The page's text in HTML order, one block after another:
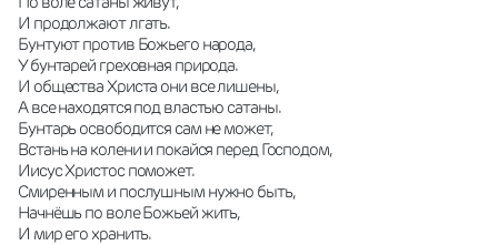
И продолжают лгать.
Бунтуют против Божьего народа,
У бунтарей греховная природа.
И общества Христа они все лишены,
А все находятся под властью сатаны.
Бунтарь освободится сам не может,
Встань на колени и покайся перед Господом,
Иисус Христос поможет.
Смиренным и послушным нужно быть,
Начнёшь по воле Божьей жить,
И мир его хранить.